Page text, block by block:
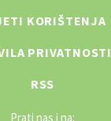
KORIŠTENJA
PRIVATNOSTI
RSS
Prati nas i na: